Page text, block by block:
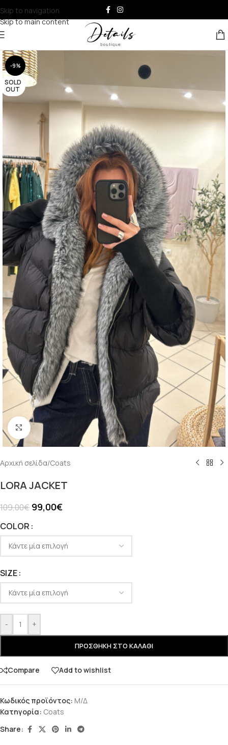
Skip to navigation
Skip to main content
-9%
SOLD
OUT
Click to enlarge
Αρχική σελίδα/Coats
LORA JACKET
109,00€ 99,00€
COLOR
SIZE
- +
ΠΡΟΣΘΉΚΗ ΣΤΟ ΚΑΛΆΘΙ
Compare Add to wishlist
Κωδικός προϊόντος: Μ/Δ
Κατηγορία: Coats
Share: